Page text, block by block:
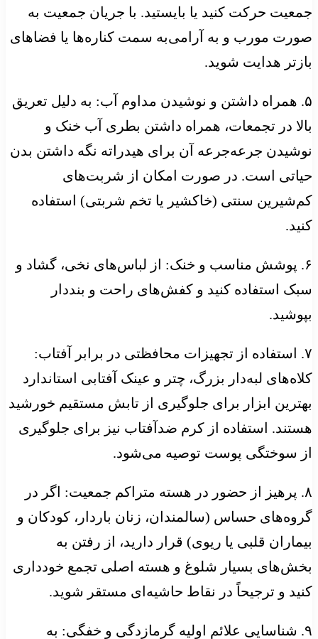
جمعیت حرکت کنید یا بایستید. با جریان جمعیت به
صورت مورب و به آرامی‌به سمت کناره‌ها یا فضاهای
بازتر هدایت شوید.
۵. همراه داشتن و نوشیدن مداوم آب: به دلیل تعریق
بالا در تجمعات، همراه داشتن بطری آب خنک و
نوشیدن جرعه‌جرعه آن برای هیدراته نگه داشتن بدن
حیاتی است. در صورت امکان از شربت‌های
کم‌شیرین سنتی (خاکشیر یا تخم شربتی) استفاده
کنید.
۶. پوشش مناسب و خنک: از لباس‌های نخی، گشاد و
سبک استفاده کنید و کفش‌های راحت و بنددار
بپوشید.
۷. استفاده از تجهیزات محافظتی در برابر آفتاب:
کلاه‌های لبه‌دار بزرگ، چتر و عینک آفتابی استاندارد
بهترین ابزار برای جلوگیری از تابش مستقیم خورشید
هستند. استفاده از کرم ضدآفتاب نیز برای جلوگیری
از سوختگی پوست توصیه می‌شود.
۸. پرهیز از حضور در هسته متراکم جمعیت: اگر در
گروه‌های حساس (سالمندان، زنان باردار، کودکان و
بیماران قلبی یا ریوی) قرار دارید، از رفتن به
بخش‌های بسیار شلوغ و هسته اصلی تجمع خودداری
کنید و ترجیحاً در نقاط حاشیه‌ای مستقر شوید.
۹. شناسایی علائم اولیه گرمازدگی و خفگی: به